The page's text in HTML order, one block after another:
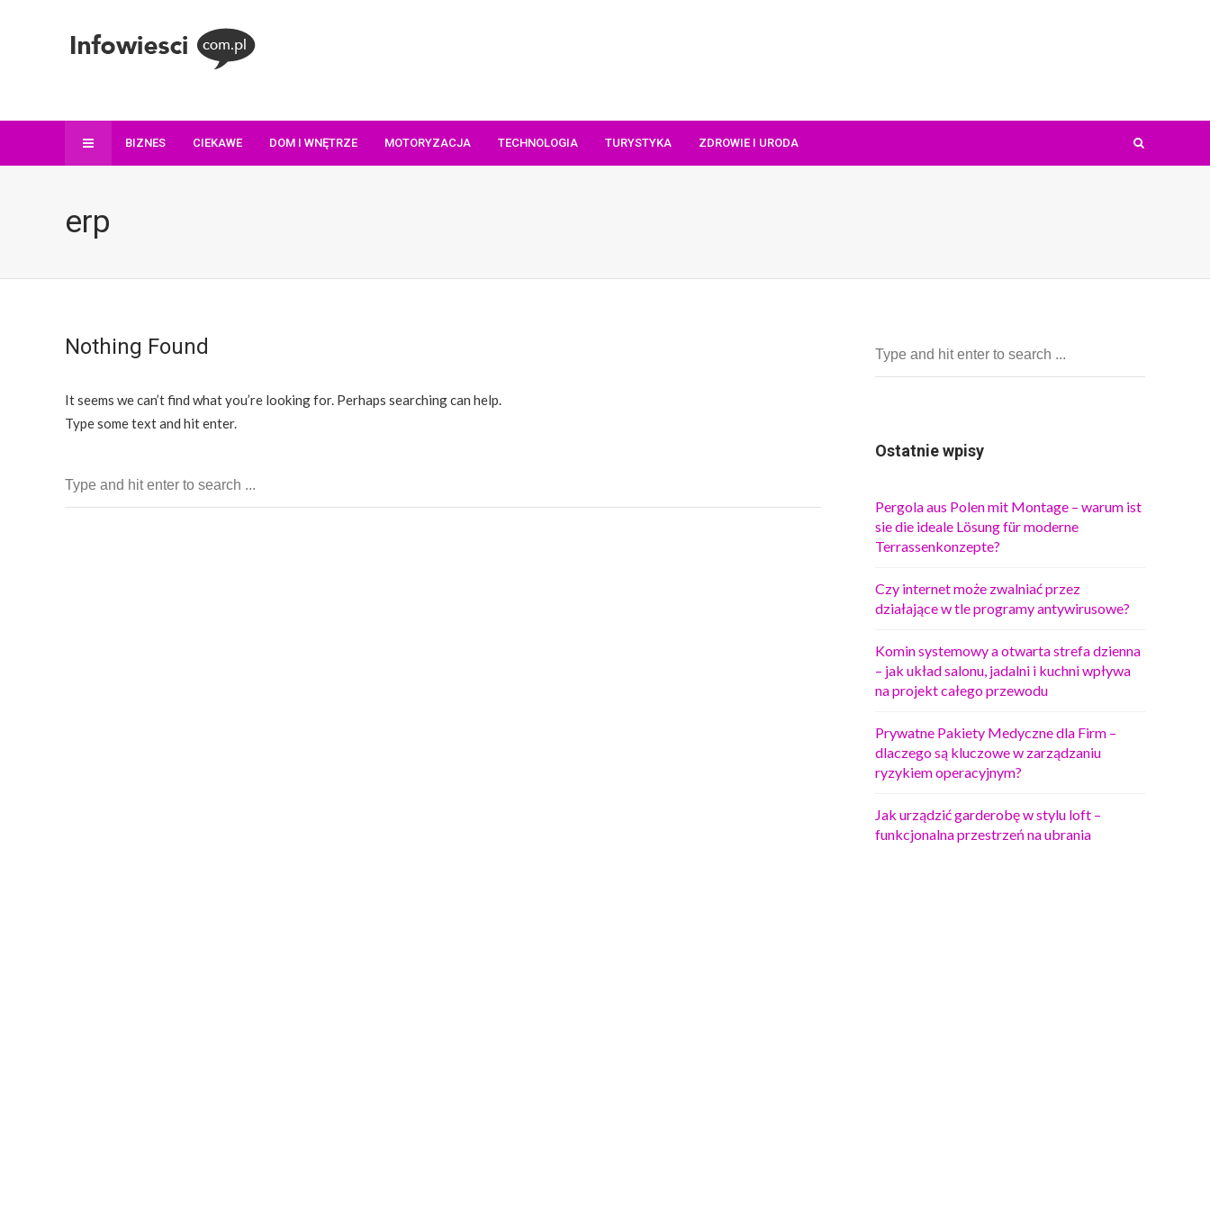
BIZNES CIEKAWE DOM I WNĘTRZE MOTORYZACJA TECHNOLOGIA TURYSTYKA ZDROWIE I URODA
erp
Nothing Found
It seems we can’t find what you’re looking for. Perhaps searching can help.
Type some text and hit enter.
Ostatnie wpisy
Pergola aus Polen mit Montage – warum ist
sie die ideale Lösung für moderne
Terrassenkonzepte?
Czy internet może zwalniać przez
działające w tle programy antywirusowe?
Komin systemowy a otwarta strefa dzienna
– jak układ salonu, jadalni i kuchni wpływa
na projekt całego przewodu
Prywatne Pakiety Medyczne dla Firm –
dlaczego są kluczowe w zarządzaniu
ryzykiem operacyjnym?
Jak urządzić garderobę w stylu loft –
funkcjonalna przestrzeń na ubrania